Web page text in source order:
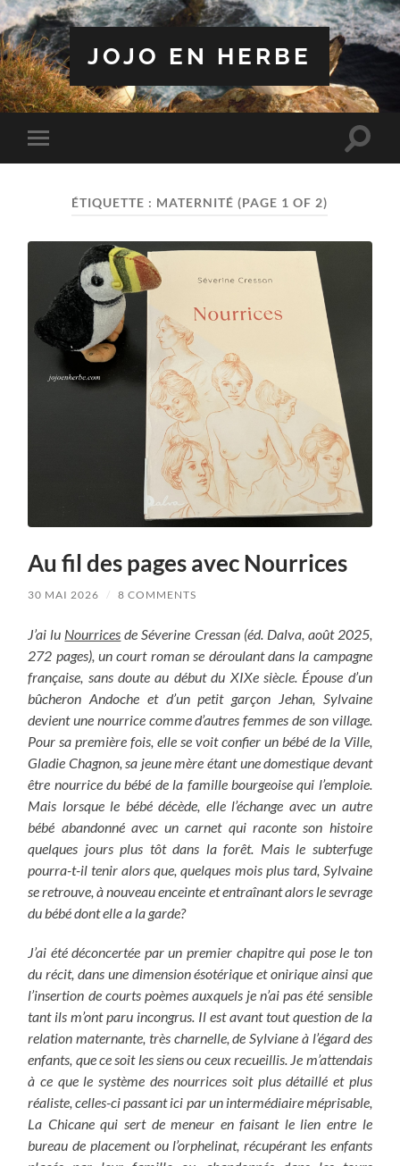
JOJO EN HERBE
Toggle
mobile
Toggle
ÉTIQUETTE : MATERNITÉ (PAGE 1 OF 2)
Au fil des pages avec Nourrices
30 MAI 2026 / 8 COMMENTS
J’ai lu Nourrices de Séverine Cressan (éd. Dalva, août 2025,
272 pages), un court roman se déroulant dans la campagne
française, sans doute au début du XIXe siècle. Épouse d’un
bûcheron Andoche et d’un petit garçon Jehan, Sylvaine
devient une nourrice comme d’autres femmes de son village.
Pour sa première fois, elle se voit confier un bébé de la Ville,
Gladie Chagnon, sa jeune mère étant une domestique devant
être nourrice du bébé de la famille bourgeoise qui l’emploie.
Mais lorsque le bébé décède, elle l’échange avec un autre
bébé abandonné avec un carnet qui raconte son histoire
quelques jours plus tôt dans la forêt. Mais le subterfuge
pourra-t-il tenir alors que, quelques mois plus tard, Sylvaine
se retrouve, à nouveau enceinte et entraînant alors le sevrage
du bébé dont elle a la garde?
J’ai été déconcertée par un premier chapitre qui pose le ton
du récit, dans une dimension ésotérique et onirique ainsi que
l’insertion de courts poèmes auxquels je n’ai pas été sensible
tant ils m’ont paru incongrus. Il est avant tout question de la
relation maternante, très charnelle, de Sylviane à l’égard des
enfants, que ce soit les siens ou ceux recueillis. Je m’attendais
à ce que le système des nourrices soit plus détaillé et plus
réaliste, celles-ci passant ici par un intermédiaire méprisable,
La Chicane qui sert de meneur en faisant le lien entre le
bureau de placement ou l’orphelinat, récupérant les enfants